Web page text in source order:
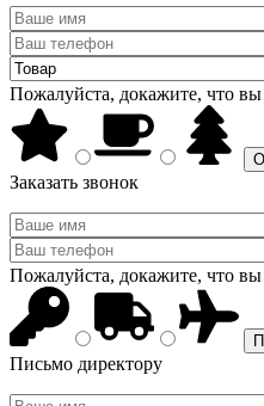
Пожалуйста, докажите, что
Заказать звонок
Пожалуйста, докажите, что
Письмо директору